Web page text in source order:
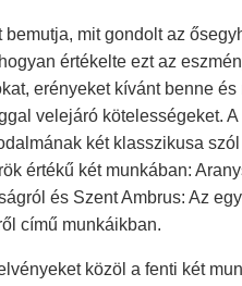
bemutja, mit gondolt az
értékelte ezt az
erényeket kívánt benne és
velejáró kötelességeket.
két klasszikusa
értékű két munkában:
és Szent Ambrus: Az
című munkáikban.
közöl a fenti két